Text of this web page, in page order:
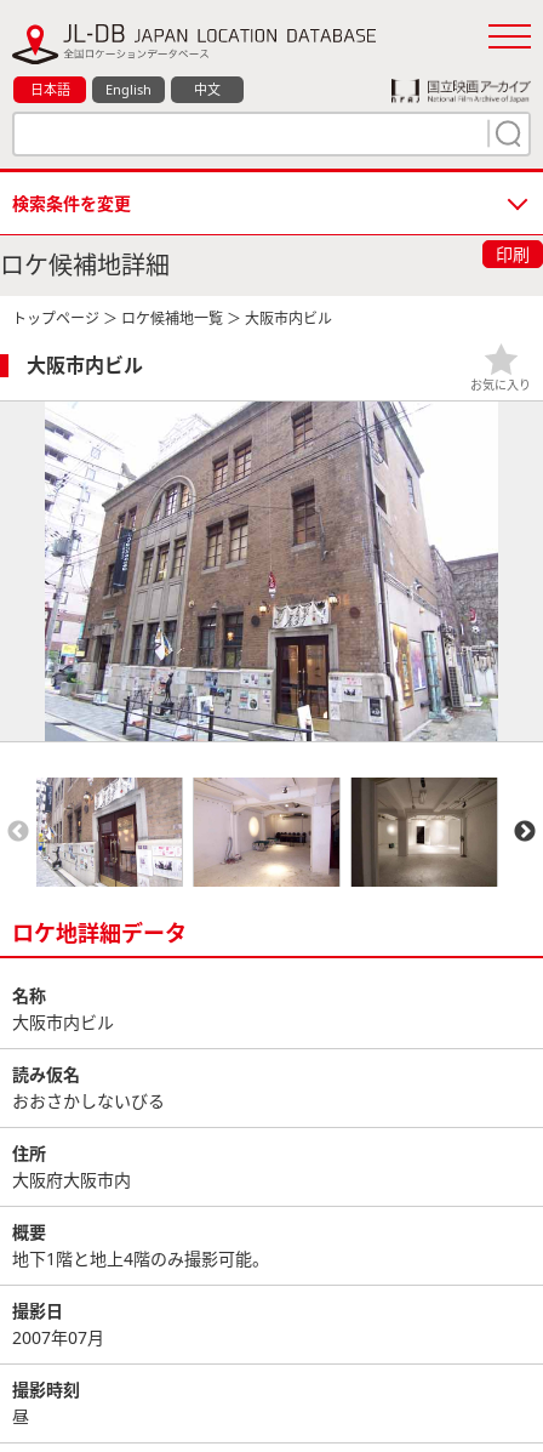
日本語 English 中文
検索条件を変更
ロケ候補地詳細 印刷
トップページ ＞ ロケ候補地一覧 ＞ 大阪市内ビル
大阪市内ビル
お気に入り
ロケ地詳細データ
名称
大阪市内ビル
読み仮名
おおさかしないびる
住所
大阪府大阪市内
概要
地下1階と地上4階のみ撮影可能。
撮影日
2007年07月
撮影時刻
昼